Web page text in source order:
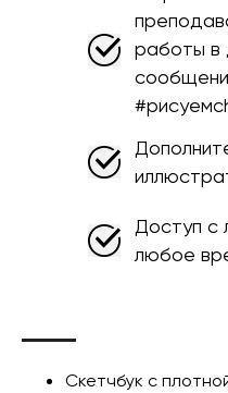
работы в
Доступ с
любое
Скетчбук с